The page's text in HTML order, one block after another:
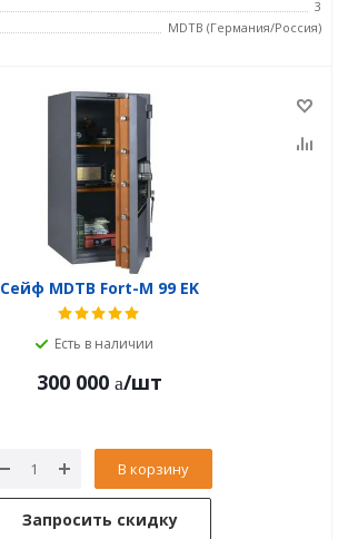
3
MDTB (Германия/Россия)
Сейф MDTB Fort-M 99 EK
Есть в наличии
300 000 /шт
В корзину
Запросить скидку